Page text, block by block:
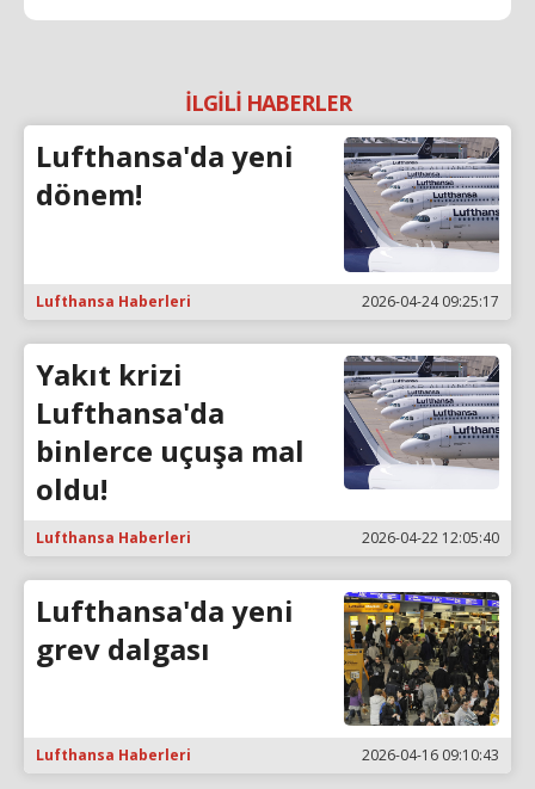
İLGİLİ HABERLER
Lufthansa'da yeni
dönem!
Lufthansa Haberleri 2026-04-24 09:25:17
Yakıt krizi
Lufthansa'da
binlerce uçuşa mal
oldu!
Lufthansa Haberleri 2026-04-22 12:05:40
Lufthansa'da yeni
grev dalgası
Lufthansa Haberleri 2026-04-16 09:10:43